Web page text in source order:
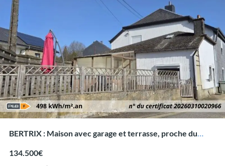
BERTRIX : Maison avec garage et terrasse, proche du
134.500€